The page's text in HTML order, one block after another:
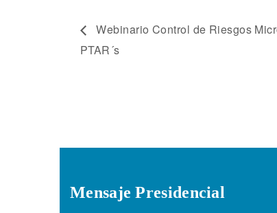
Webinario Control de Riesgos
PTAR´s
Mensaje Presidencial